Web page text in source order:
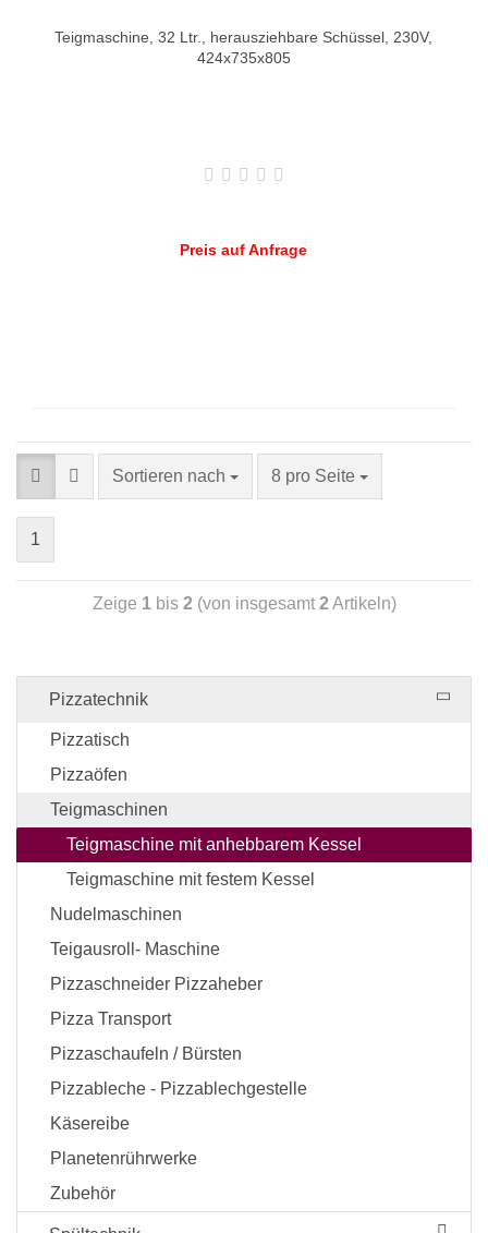
Teigmaschine, 32 Ltr., herausziehbare Schüssel, 230V,
424x735x805
Preis auf Anfrage
Sortieren nach 8 pro Seite
1
Zeige 1bis 2 (von insgesamt 2 Artikeln)
Pizzatechnik
Pizzatisch
Pizzaöfen
Teigmaschinen
Teigmaschine mit anhebbarem Kessel
Teigmaschine mit festem Kessel
Nudelmaschinen
Teigausroll- Maschine
Pizzaschneider Pizzaheber
Pizza Transport
Pizzaschaufeln / Bürsten
Pizzableche - Pizzablechgestelle
Käsereibe
Planetenrührwerke
Zubehör